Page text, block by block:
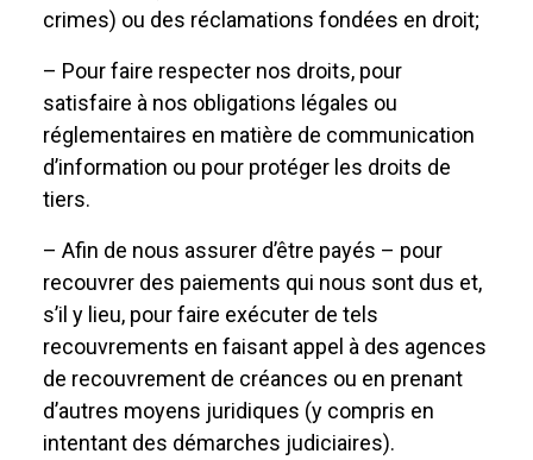
crimes) ou des réclamations fondées en droit;
– Pour faire respecter nos droits, pour
satisfaire à nos obligations légales ou
réglementaires en matière de communication
d’information ou pour protéger les droits de
tiers.
– Afin de nous assurer d’être payés – pour
recouvrer des paiements qui nous sont dus et,
s’il y lieu, pour faire exécuter de tels
recouvrements en faisant appel à des agences
de recouvrement de créances ou en prenant
d’autres moyens juridiques (y compris en
intentant des démarches judiciaires).